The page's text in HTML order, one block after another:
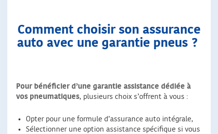
Comment choisir son assurance
auto avec une garantie pneus ?
Pour bénéficier d’une garantie assistance dédiée à
vos pneumatiques, plusieurs choix s’offrent à vous :
Opter pour une formule d’assurance auto intégrale,
Sélectionner une option assistance spécifique si vous